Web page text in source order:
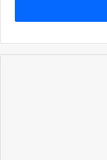
بیرون می‌کشید و